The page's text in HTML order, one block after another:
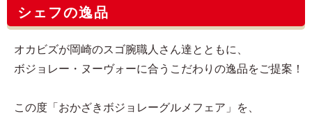
シェフの逸品
オカビズが岡崎のスゴ腕職人さん達とともに、
ボジョレー・ヌーヴォーに合うこだわりの逸品をご提案！
この度「おかざきボジョレーグルメフェア」を、